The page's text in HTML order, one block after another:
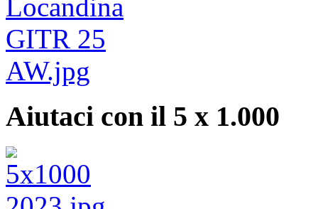
Aiutaci con il 5 x 1.000